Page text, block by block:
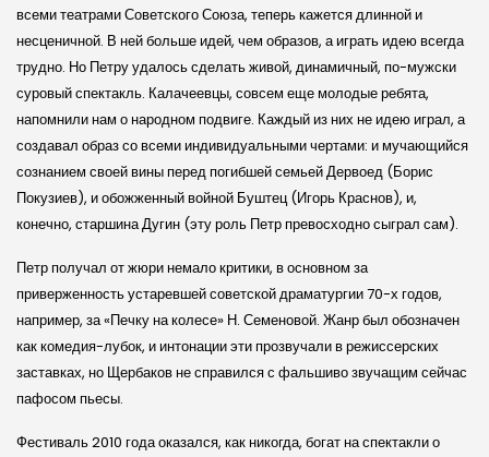
всеми театрами Совет­ского Союза, теперь кажется длинной и
несценичной. В ней больше идей, чем образов, а играть идею всегда
трудно. Но Петру удалось сделать живой, динамичный, по-муж­ски
суровый спектакль. Калачеевцы, совсем еще молодые ребята,
напомнили нам о народном подвиге. Каждый из них не идею играл, а
создавал образ со всеми индивидуальными чертами: и мучающийся
сознанием своей вины перед погибшей семьей Дервоед (Борис
Покузиев), и обожженный войной Буштец (Игорь Краснов), и,
конечно, старшина Дугин (эту роль Петр превосходно сыграл сам).
Петр получал от жюри немало критики, в основном за
приверженность устаревшей совет­ской драматургии 70-х годов,
например, за «Печку на колесе» Н. Семеновой. Жанр был обозначен
как комедия-лубок, и интонации эти прозвучали в режиссер­ских
заставках, но Щербаков не справился с фальшиво звучащим сейчас
пафосом пьесы.
Фестиваль 2010 года оказался, как никогда, богат на спектакли о